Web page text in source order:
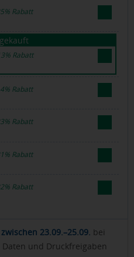
Rabatt
Rabatt
Rabatt
Rabatt
Rabatt
Rabatt
23.09.–25.09. bei
und Druckfreigaben